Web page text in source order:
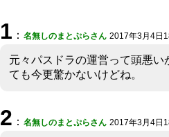
1 ： 名無しのまとぷらさん 2017年3月4日
元々パスドラの運営って頭悪い
ても今更驚かないけどね。
2 ： 名無しのまとぷらさん 2017年3月4日